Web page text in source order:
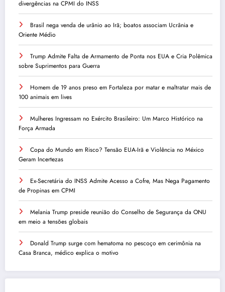
divergências na CPMI do INSS
Brasil nega venda de urânio ao Irã; boatos associam Ucrânia e
Oriente Médio
Trump Admite Falta de Armamento de Ponta nos EUA e Cria Polêmica
sobre Suprimentos para Guerra
Homem de 19 anos preso em Fortaleza por matar e maltratar mais de
100 animais em lives
Mulheres Ingressam no Exército Brasileiro: Um Marco Histórico na
Força Armada
Copa do Mundo em Risco? Tensão EUA-Irã e Violência no México
Geram Incertezas
Ex-Secretária do INSS Admite Acesso a Cofre, Mas Nega Pagamento
de Propinas em CPMI
Melania Trump preside reunião do Conselho de Segurança da ONU
em meio a tensões globais
Donald Trump surge com hematoma no pescoço em cerimônia na
Casa Branca, médico explica o motivo